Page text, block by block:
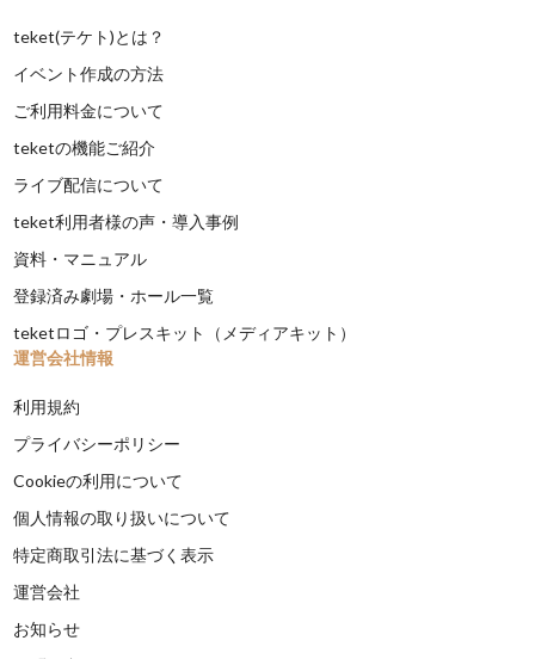
teket(テケト)とは？
イベント作成の方法
ご利用料金について
teketの機能ご紹介
ライブ配信について
teket利用者様の声・導入事例
資料・マニュアル
登録済み劇場・ホール一覧
teketロゴ・プレスキット（メディアキット）
運営会社情報
利用規約
プライバシーポリシー
Cookieの利用について
個人情報の取り扱いについて
特定商取引法に基づく表示
運営会社
お知らせ